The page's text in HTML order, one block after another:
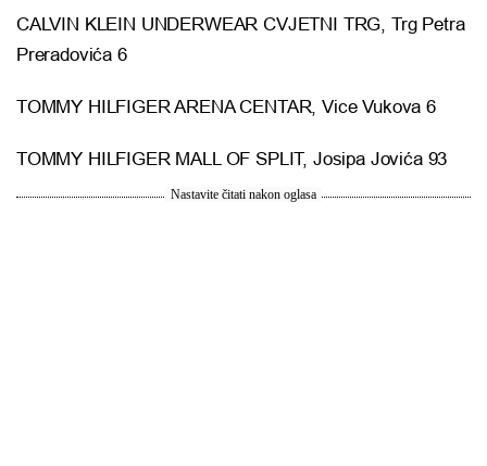
CALVIN KLEIN UNDERWEAR CVJETNI TRG, Trg Petra
Preradovića 6
TOMMY HILFIGER ARENA CENTAR, Vice Vukova 6
TOMMY HILFIGER MALL OF SPLIT, Josipa Jovića 93
Nastavite čitati nakon oglasa